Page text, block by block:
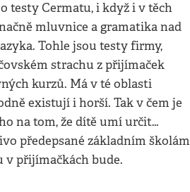
testy Cermatu, i když i v těch
mluvnice a gramatika nad
Tohle jsou testy firmy,
strachu z přijímaček
kurzů. Má v té oblasti
existují i horší. Tak v čem je
na tom, že dítě umí určit…
předepsané základním školám
v přijímačkách bude.